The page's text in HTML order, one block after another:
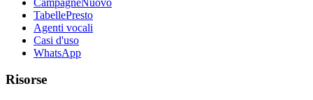
TabellePresto
Agenti vocali
Casi d'uso
WhatsApp
Risorse